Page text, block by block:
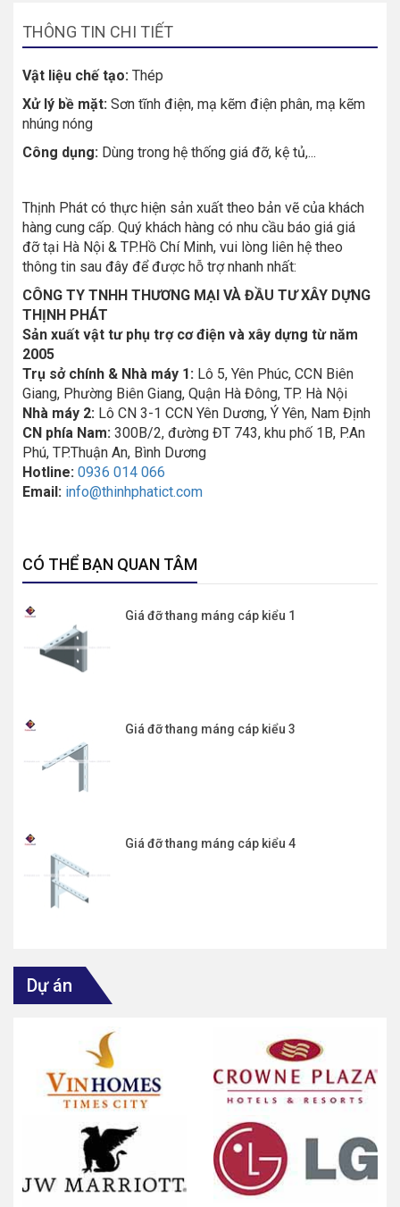
THÔNG TIN CHI TIẾT
Vật liệu chế tạo: Thép
Xử lý bề mặt: Sơn tĩnh điện, mạ kẽm điện phân, mạ kẽm
nhúng nóng
Công dụng: Dùng trong hệ thống giá đỡ, kệ tủ,...
Thịnh Phát có thực hiện sản xuất theo bản vẽ của khách
hàng cung cấp. Quý khách hàng có nhu cầu báo giá giá
đỡ tại Hà Nội & TP.Hồ Chí Minh, vui lòng liên hệ theo
thông tin sau đây để được hỗ trợ nhanh nhất:
CÔNG TY TNHH THƯƠNG MẠI VÀ ĐẦU TƯ XÂY DỰNG
THỊNH PHÁT
Sản xuất vật tư phụ trợ cơ điện và xây dựng từ năm
2005
Trụ sở chính & Nhà máy 1: Lô 5, Yên Phúc, CCN Biên
Giang, Phường Biên Giang, Quận Hà Đông, TP. Hà Nội
Nhà máy 2: Lô CN 3-1 CCN Yên Dương, Ý Yên, Nam Định
CN phía Nam: 300B/2, đường ĐT 743, khu phố 1B, P.An
Phú, TP.Thuận An, Bình Dương
Hotline: 0936 014 066
Email: info@thinhphatict.com
CÓ THỂ BẠN QUAN TÂM
Giá đỡ thang máng cáp kiểu 1
Giá đỡ thang máng cáp kiểu 3
Giá đỡ thang máng cáp kiểu 4
Dự án